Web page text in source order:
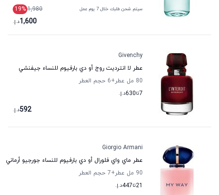
سيتم شحن طلبك خلال 7 يوم عمل 1,980
19%
1,600د.إ.
Givenchy
عطر لا انترديت روج أو دي بارفيوم للنساء جيفنشي
80 مل عطر
+6
حجم العطر
7تا630د.إ.
592د.إ.
Giorgio Armani
عطر ماي واي فلورال أو دي بارفيوم للنساء جورجيو أرماني
90 مل عطر
+7
حجم العطر
21تا447د.إ.